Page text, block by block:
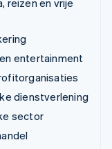
reizen en vrije
entertainment
dienstverlening
sector